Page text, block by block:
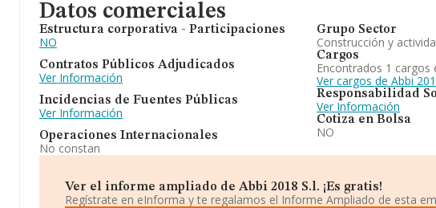
Datos comerciales
Estructura corporativa - Participaciones
NO
Contratos Públicos Adjudicados
Ver Información
Incidencias de Fuentes Públicas
Ver Información
Operaciones Internacionales
No constan
Grupo Sector
Construcción y
Cargos
Encontrados 1 cargos
Ver cargos de Abbi
Responsabilidad
Ver Información
Cotiza en Bolsa
NO
Ver el informe ampliado de Abbi 2018 S.l. ¡Es gratis!
Regístrate en eInforma y te regalamos el Informe Ampliado de esta